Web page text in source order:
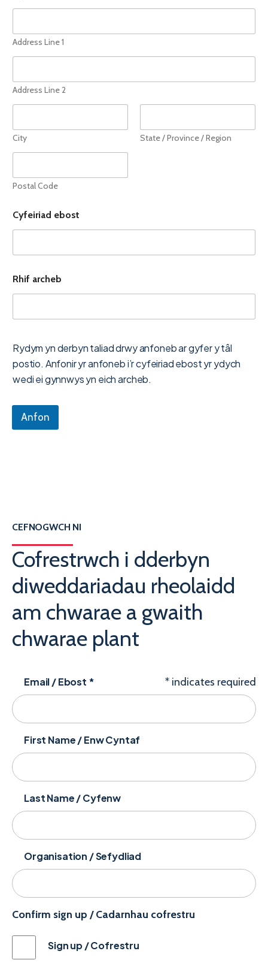
Address Line 1
Address Line 2
City State / Province / Region
Postal Code
Cyfeiriad ebost
Rhif archeb
Rydym yn derbyn taliad drwy anfoneb ar gyfer y tâl
postio. Anfonir yr anfoneb i’r cyfeiriad ebost yr ydych
wedi ei gynnwys yn eich archeb.
Anfon
CEFNOGWCH NI
Cofrestrwch i dderbyn
diweddariadau rheolaidd
am chwarae a gwaith
chwarae plant
* indicates required
Email / Ebost *
First Name / Enw Cyntaf
Last Name / Cyfenw
Organisation / Sefydliad
Confirm sign up / Cadarnhau cofrestru
Sign up / Cofrestru